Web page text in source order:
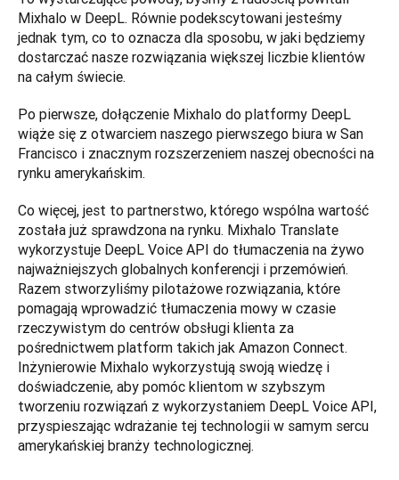
Mixhalo w DeepL. Równie podekscytowani jesteśmy
jednak tym, co to oznacza dla sposobu, w jaki będziemy
dostarczać nasze rozwiązania większej liczbie klientów
na całym świecie.
Po pierwsze, dołączenie Mixhalo do platformy DeepL
wiąże się z otwarciem naszego pierwszego biura w San
Francisco i znacznym rozszerzeniem naszej obecności na
rynku amerykańskim.
Co więcej, jest to partnerstwo, którego wspólna wartość
została już sprawdzona na rynku. Mixhalo Translate
wykorzystuje DeepL Voice API do tłumaczenia na żywo
najważniejszych globalnych konferencji i przemówień.
Razem stworzyliśmy pilotażowe rozwiązania, które
pomagają wprowadzić tłumaczenia mowy w czasie
rzeczywistym do centrów obsługi klienta za
pośrednictwem platform takich jak Amazon Connect.
Inżynierowie Mixhalo wykorzystują swoją wiedzę i
doświadczenie, aby pomóc klientom w szybszym
tworzeniu rozwiązań z wykorzystaniem DeepL Voice API,
przyspieszając wdrażanie tej technologii w samym sercu
amerykańskiej branży technologicznej.